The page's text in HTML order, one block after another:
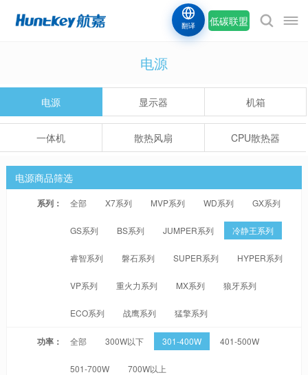
低碳联盟
翻译
电源
电源 显示器 机箱
一体机 散热风扇 CPU散热器
电源商品筛选
系列： 全部 X7系列 MVP系列 WD系列 GX系列
GS系列 BS系列 JUMPER系列 冷静王系列
睿智系列 磐石系列 SUPER系列 HYPER系列
VP系列 重火力系列 MX系列 狼牙系列
ECO系列 战鹰系列 猛擎系列
功率： 全部 300W以下 301-400W 401-500W
501-700W 700W以上